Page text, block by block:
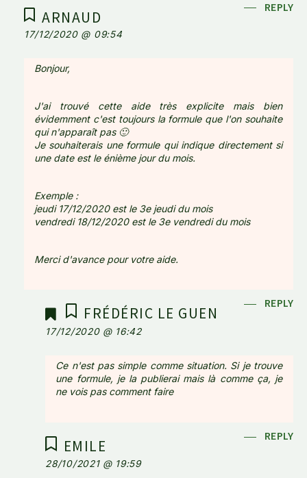
ARNAUD
17/12/2020 @ 09:54
Bonjour,
J'ai trouvé cette aide très explicite mais bien
évidemment c'est toujours la formule que l'on souhaite
qui n'apparaît pas 🙂
Je souhaiterais une formule qui indique directement si
une date est le énième jour du mois.
Exemple :
jeudi 17/12/2020 est le 3e jeudi du mois
vendredi 18/12/2020 est le 3e vendredi du mois
Merci d'avance pour votre aide.
REPLY
FRÉDÉRIC LE GUEN
17/12/2020 @ 16:42
Ce n'est pas simple comme situation. Si je trouve
une formule, je la publierai mais là comme ça, je
ne vois pas comment faire
REPLY
EMILE
28/10/2021 @ 19:59
REPLY